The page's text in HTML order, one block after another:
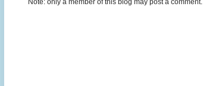
Note: only a member of this blog may post a comment.